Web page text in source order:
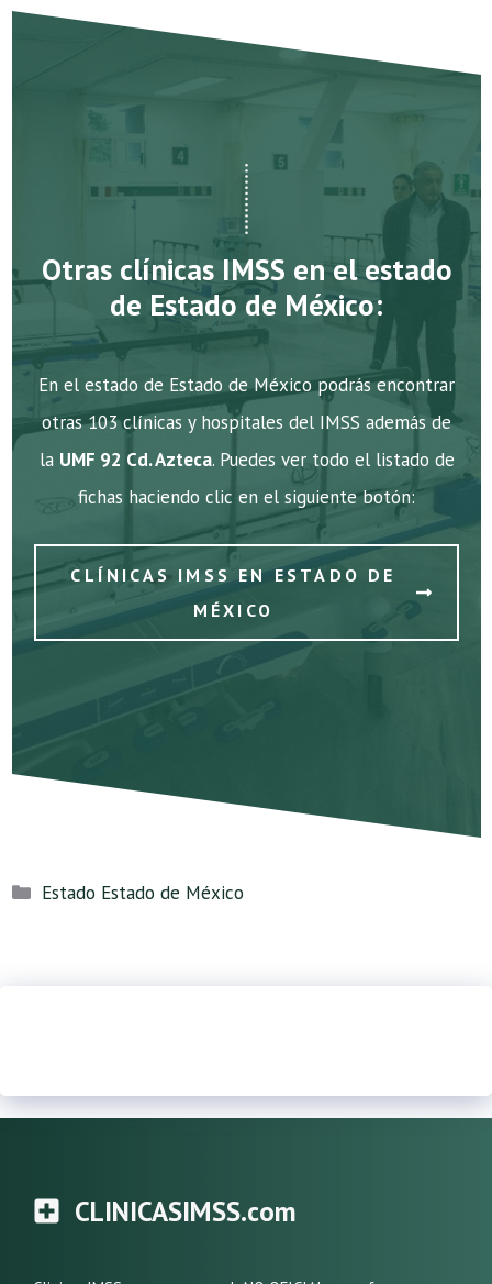
Otras clínicas IMSS en el estado
de Estado de México:
En el estado de Estado de México podrás encontrar
otras 103 clínicas y hospitales del IMSS además de
la UMF 92 Cd. Azteca. Puedes ver todo el listado de
fichas haciendo clic en el siguiente botón:
CLÍNICAS IMSS EN ESTADO DE
MÉXICO
Categorías
Estado Estado de México
CLINICASIMSS.com